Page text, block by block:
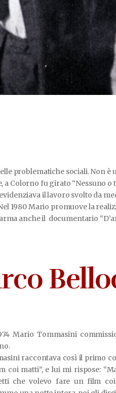
problematiche sociali. Non è
Colorno fu girato “Nessuno
il lavoro svolto da
1980 Mario promuove la
anche il documentario
Mario Tommasini
raccontava così il primo
coi matti”, e lui mi rispose:
che volevo fare un film